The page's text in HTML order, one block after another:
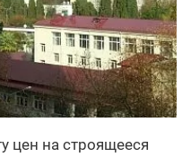
цен на строящееся